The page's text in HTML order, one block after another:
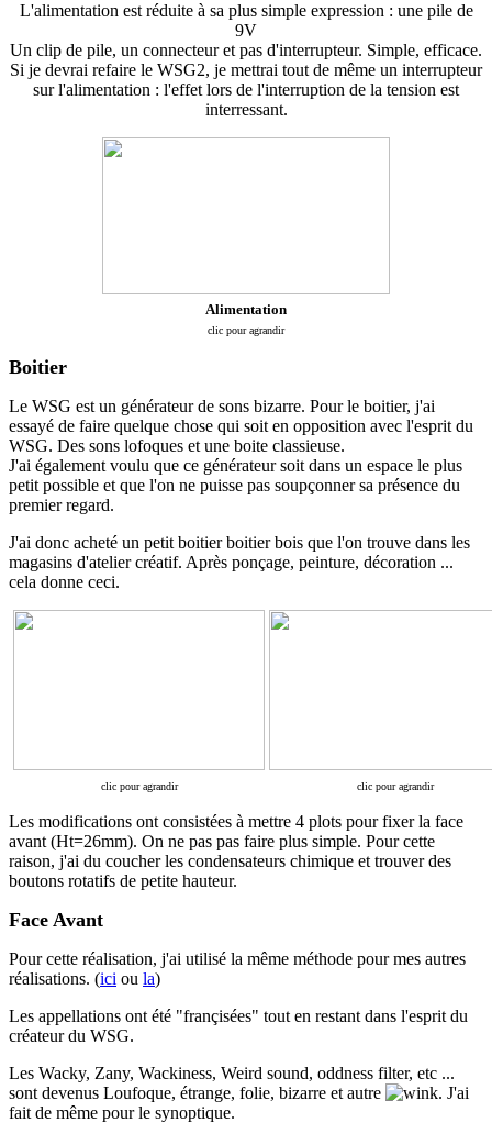
L'alimentation est réduite à sa plus simple expression : une pile de
9V
Un clip de pile, un connecteur et pas d'interrupteur. Simple, efficace.
Si je devrai refaire le WSG2, je mettrai tout de même un interrupteur
sur l'alimentation : l'effet lors de l'interruption de la tension est
interressant.
Alimentation
clic pour agrandir
Boitier
Le WSG est un générateur de sons bizarre. Pour le boitier, j'ai
essayé de faire quelque chose qui soit en opposition avec l'esprit du
WSG. Des sons lofoques et une boite classieuse.
J'ai également voulu que ce générateur soit dans un espace le plus
petit possible et que l'on ne puisse pas soupçonner sa présence du
premier regard.
J'ai donc acheté un petit boitier boitier bois que l'on trouve dans les
magasins d'atelier créatif. Après ponçage, peinture, décoration ...
cela donne ceci.
clic pour agrandir clic pour agrandir
Les modifications ont consistées à mettre 4 plots pour fixer la face
avant (Ht=26mm). On ne pas pas faire plus simple. Pour cette
raison, j'ai du coucher les condensateurs chimique et trouver des
boutons rotatifs de petite hauteur.
Face Avant
Pour cette réalisation, j'ai utilisé la même méthode pour mes autres
réalisations. (ici ou la)
Les appellations ont été "françisées" tout en restant dans l'esprit du
créateur du WSG.
Les Wacky, Zany, Wackiness, Weird sound, oddness filter, etc ...
sont devenus Loufoque, étrange, folie, bizarre et autre
. J'ai
fait de même pour le synoptique.